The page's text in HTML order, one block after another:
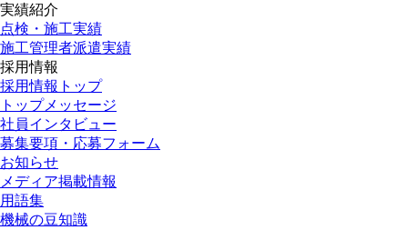
実績紹介
点検・施工実績
施工管理者派遣実績
採用情報
採用情報トップ
トップメッセージ
社員インタビュー
募集要項・応募フォーム
お知らせ
メディア掲載情報
用語集
機械の豆知識